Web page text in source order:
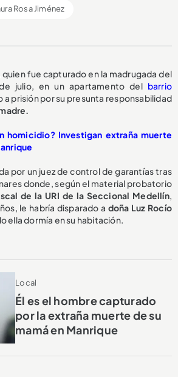
Rosa Jiménez
quien fue capturado en la madrugada del
julio, en un apartamento del barrio
a prisión por su presunta responsabilidad
homicidio? Investigan extraña muerte
por un juez de control de garantías tras
donde, según el material probatorio
de la URI de la Seccional Medellín,
le habría disparado a doña Luz Rocío
ella dormía en su habitación.
Local
Él es el hombre capturado
por la extraña muerte de su
mamá en Manrique